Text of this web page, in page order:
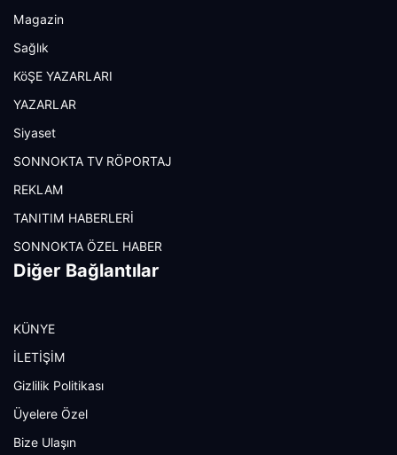
Magazin
Sağlık
KöŞE YAZARLARI
YAZARLAR
Siyaset
SONNOKTA TV RÖPORTAJ
REKLAM
TANITIM HABERLERİ
SONNOKTA ÖZEL HABER
Diğer Bağlantılar
KÜNYE
İLETİŞİM
Gizlilik Politikası
Üyelere Özel
Bize Ulaşın